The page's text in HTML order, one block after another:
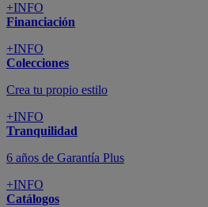
+INFO
Financiación
+INFO
Colecciones
Crea tu propio estilo
+INFO
Tranquilidad
6 años de Garantía Plus
+INFO
Catálogos